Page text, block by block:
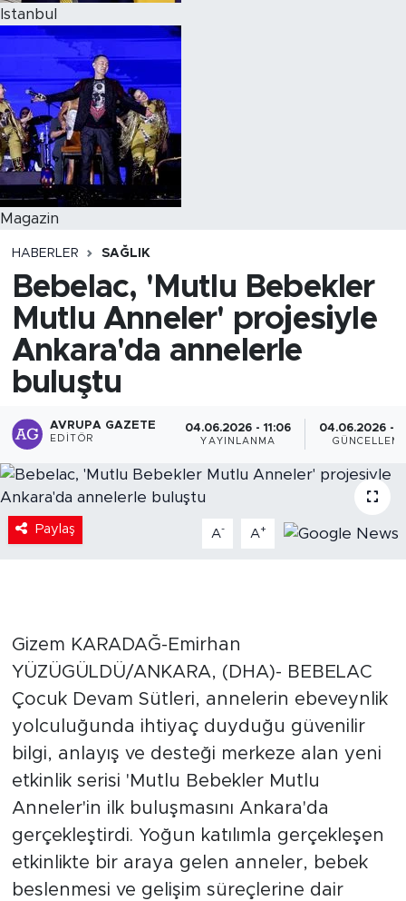
Istanbul
Magazin
HABERLER SAĞLIK
Bebelac, 'Mutlu Bebekler
Mutlu Anneler' projesiyle
Ankara'da annelerle
buluştu
AVRUPA GAZETE
EDITÖR
04.06.2026 - 11:06
YAYINLANMA
04.06.2026 -
Paylaş A- A+
Gizem KARADAĞ-Emirhan
YÜZÜGÜLDÜ/ANKARA, (DHA)- BEBELAC
Çocuk Devam Sütleri, annelerin ebeveynlik
yolculuğunda ihtiyaç duyduğu güvenilir
bilgi, anlayış ve desteği merkeze alan yeni
etkinlik serisi 'Mutlu Bebekler Mutlu
Anneler'in ilk buluşmasını Ankara'da
gerçekleştirdi. Yoğun katılımla gerçekleşen
etkinlikte bir araya gelen anneler, bebek
beslenmesi ve gelişim süreçlerine dair